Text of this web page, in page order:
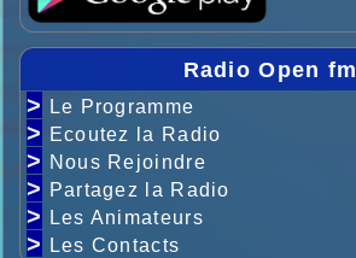
Radio Open fm
> Le Programme
> Ecoutez la Radio
> Nous Rejoindre
> Partagez la Radio
> Les Animateurs
> Les Contacts